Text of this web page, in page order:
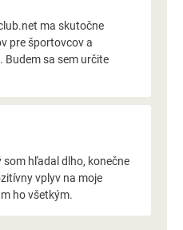
ma skutočne
pre športovcov a
sa sem určite
hľadal dlho, konečne
vplyv na moje
ho všetkým.